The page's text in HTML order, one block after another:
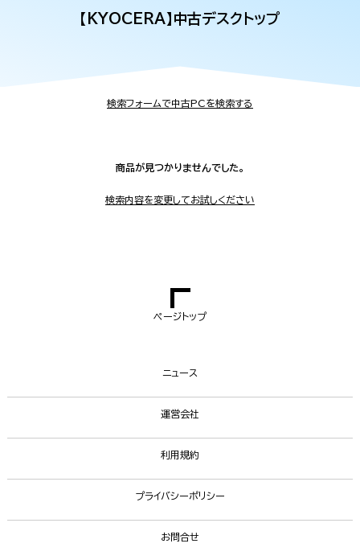
【KYOCERA】中古デスクトップ
検索フォームで中古PCを検索する
商品が見つかりませんでした。
検索内容を変更してお試しください
ページトップ
ニュース
運営会社
利用規約
プライバシーポリシー
お問合せ